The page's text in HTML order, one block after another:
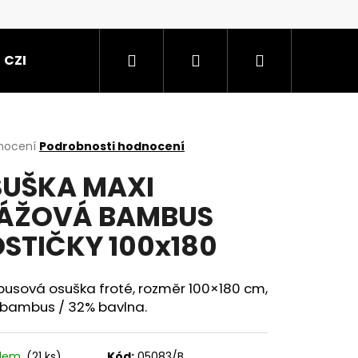
CZE Hledat PřihlášeníNákupní
Podrobnosti hodnocení
MAXI
BAMBUS
100x180
osuška froté, rozměr 100×180 cm,
/ 32% bavlna.